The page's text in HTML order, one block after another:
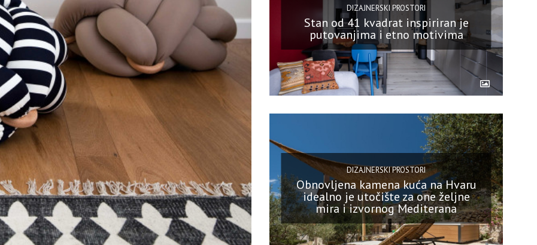
DIZAJNERSKI PROSTORI
Stan od 41 kvadrat inspiriran je
putovanjima i etno motivima
DIZAJNERSKI PROSTORI
Obnovljena kamena kuća na Hvaru
idealno je utočište za one željne
mira i izvornog Mediterana